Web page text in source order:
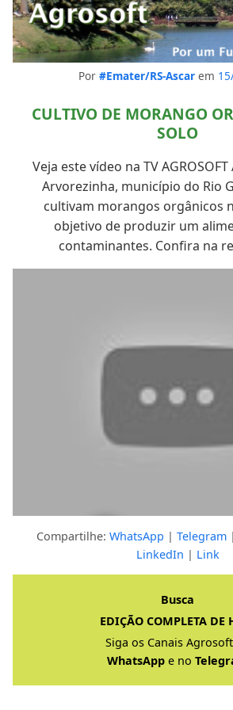
Por #Emater/RS-Ascar em
CULTIVO DE MORANGO
SOLO
Veja este vídeo na TV
Arvorezinha, município do Rio
cultivam morangos orgânicos
objetivo de produzir um
contaminantes. Confira na
Clique para ver a resposta completa
Compartilhe: WhatsApp | Telegram|
LinkedIn | Link
Busca
EDIÇÃO COMPLETA DE
Siga os Canais
WhatsAppe no